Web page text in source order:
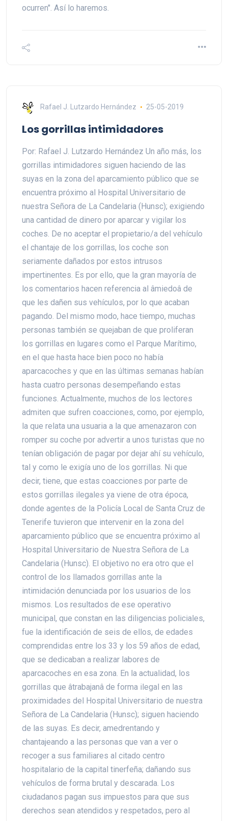
ocurren". Así lo haremos.
Rafael J. Lutzardo Hernández 25-05-2019
Los gorrillas intimidadores
Por: Rafael J. Lutzardo Hernández Un año más, los
gorrillas intimidadores siguen haciendo de las
suyas en la zona del aparcamiento público que se
encuentra próximo al Hospital Universitario de
nuestra Señora de La Candelaria (Hunsc); exigiendo
una cantidad de dinero por aparcar y vigilar los
coches. De no aceptar el propietario/a del vehículo
el chantaje de los gorrillas, los coche son
seriamente dañados por estos intrusos
impertinentes. Es por ello, que la gran mayoría de
los comentarios hacen referencia al âmiedoâ de
que les dañen sus vehículos, por lo que acaban
pagando. Del mismo modo, hace tiempo, muchas
personas también se quejaban de que proliferan
los gorrillas en lugares como el Parque Marítimo,
en el que hasta hace bien poco no había
aparcacoches y que en las últimas semanas habían
hasta cuatro personas desempeñando estas
funciones. Actualmente, muchos de los lectores
admiten que sufren coacciones, como, por ejemplo,
la que relata una usuaria a la que amenazaron con
romper su coche por advertir a unos turistas que no
tenían obligación de pagar por dejar ahí su vehículo,
tal y como le exigía uno de los gorrillas. Ni que
decir, tiene, que estas coacciones por parte de
estos gorrillas ilegales ya viene de otra época,
donde agentes de la Policía Local de Santa Cruz de
Tenerife tuvieron que intervenir en la zona del
aparcamiento público que se encuentra próximo al
Hospital Universitario de Nuestra Señora de La
Candelaria (Hunsc). El objetivo no era otro que el
control de los llamados gorrillas ante la
intimidación denunciada por los usuarios de los
mismos. Los resultados de ese operativo
municipal, que constan en las diligencias policiales,
fue la identificación de seis de ellos, de edades
comprendidas entre los 33 y los 59 años de edad,
que se dedicaban a realizar labores de
aparcacoches en esa zona. En la actualidad, los
gorrillas que âtrabajanâ de forma ilegal en las
proximidades del Hospital Universitario de nuestra
Señora de La Candelaria (Hunsc); siguen haciendo
de las suyas. Es decir, amedrentando y
chantajeando a las personas que van a ver o
recoger a sus familiares al citado centro
hospitalario de la capital tinerfeña; dañando sus
vehículos de forma brutal y descarada. Los
ciudadanos pagan sus impuestos para que sus
derechos sean atendidos y respetados, pero al